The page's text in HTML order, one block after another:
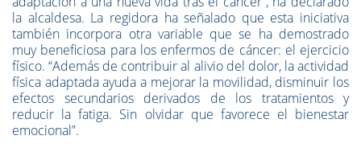
la alcaldesa. La regidora ha señalado que esta iniciativa
también incorpora otra variable que se ha demostrado
muy beneficiosa para los enfermos de cáncer: el ejercicio
físico. “Además de contribuir al alivio del dolor, la actividad
física adaptada ayuda a mejorar la movilidad, disminuir los
efectos secundarios derivados de los tratamientos y
reducir la fatiga. Sin olvidar que favorece el bienestar
emocional”.